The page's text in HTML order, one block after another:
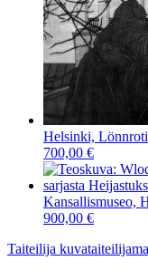
Helsinki,
700,00 €
Kansallismuseo,
900,00 €
Taiteilija